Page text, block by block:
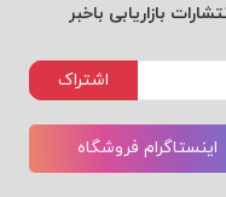
بازاریابی باخبر
اشتراک
اینستاگرام فروشگاه